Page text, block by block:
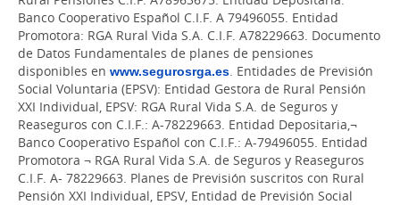
Banco Cooperativo Español C.I.F. A 79496055. Entidad
Promotora: RGA Rural Vida S.A. C.I.F. A78229663. Documento
de Datos Fundamentales de planes de pensiones
disponibles en www.segurosrga.es. Entidades de Previsión
Social Voluntaria (EPSV): Entidad Gestora de Rural Pensión
XXI Individual, EPSV: RGA Rural Vida S.A. de Seguros y
Reaseguros con C.I.F.: A-78229663. Entidad Depositaria,¬
Banco Cooperativo Español con C.I.F.: A-79496055. Entidad
Promotora ¬ RGA Rural Vida S.A. de Seguros y Reaseguros
C.I.F. A- 78229663. Planes de Previsión suscritos con Rural
Pensión XXI Individual, EPSV, Entidad de Previsión Social